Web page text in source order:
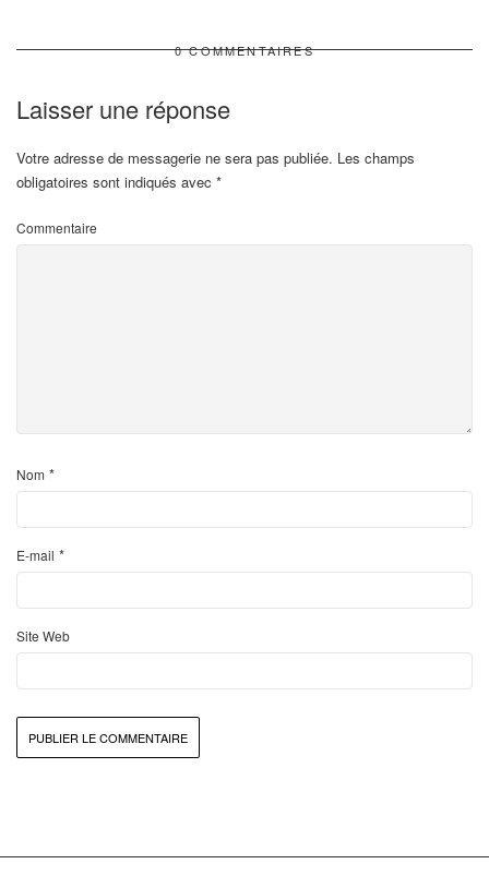
0 COMMENTAIRES
Laisser une réponse
Votre adresse de messagerie ne sera pas publiée. Les champs
obligatoires sont indiqués avec *
Commentaire
Nom *
E-mail *
Site Web